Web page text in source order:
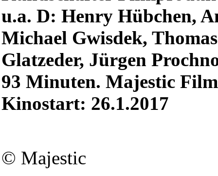
u.a. D: Henry Hübchen,
Michael Gwisdek,
Glatzeder, Jürgen
93 Minuten. Majestic
Kinostart: 26.1.2017
© Majestic